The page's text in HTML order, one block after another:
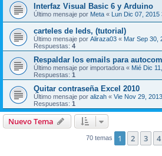
Interfaz Visual Basic 6 y Arduino
Último mensaje por Meta « Lun Dic 07,
carteles de leds, (tutorial)
Último mensaje por Aliraza03 « Mar Sep 30,
Respuestas: 4
Respaldar los emails para
Último mensaje por importadora « Mié Dic
Respuestas: 1
Quitar contraseña Excel 2010
Último mensaje por alizah « Vie Nov 29,
Respuestas: 1
Nuevo Tema
70 temas 1 2 3 4